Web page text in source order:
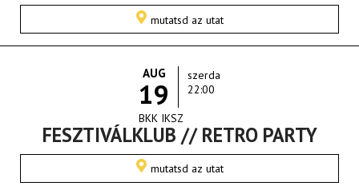
mutatsd az utat
AUG
19
szerda
22:00
BKK IKSZ
FESZTIVÁLKLUB // RETRO PARTY
mutatsd az utat